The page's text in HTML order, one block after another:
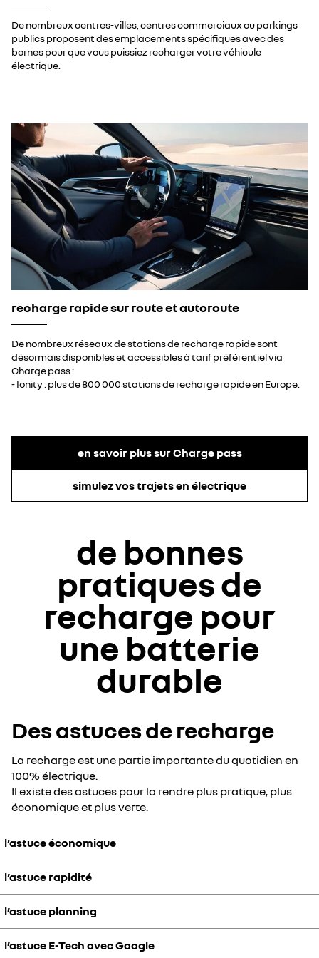
De nombreux centres-villes, centres commerciaux ou parkings
publics proposent des emplacements spécifiques avec des
bornes pour que vous puissiez recharger votre véhicule
électrique.
recharge rapide sur route et autoroute​
De nombreux réseaux de stations de recharge rapide sont
désormais disponibles et accessibles à tarif préférentiel via
Charge pass :
​- Ionity : plus de 800 000 stations de recharge rapide en Europe​.
en savoir plus sur Charge pass
simulez vos trajets en électrique
de bonnes
pratiques de
recharge pour
une batterie
durable
Des astuces de recharge
La recharge est une partie importante du quotidien en
100% électrique.
Il existe des astuces pour la rendre plus pratique, plus
économique et plus verte.
l’astuce économique
pour la recharge à domicile:
Avec My Renault, planifiez votre recharge à une heure précise, afin
de profiter des tarifs des heures creuses. Vérifiez à distance que
votre véhicule est bien en charge ou qu’il a terminé de charger.
pour la recharge sur la route:
l’astuce rapidité
Privilégiez au quotidien une recharge entre 15% et 80% maximum
pour optimiser le temps de recharge.
Ne visez le 100% qu'avant vos grands déplacements.
l’astuce planning
Si vous prévoyez une pause sur la route, vous pouvez privilégier une
l’astuce E-Tech avec Google